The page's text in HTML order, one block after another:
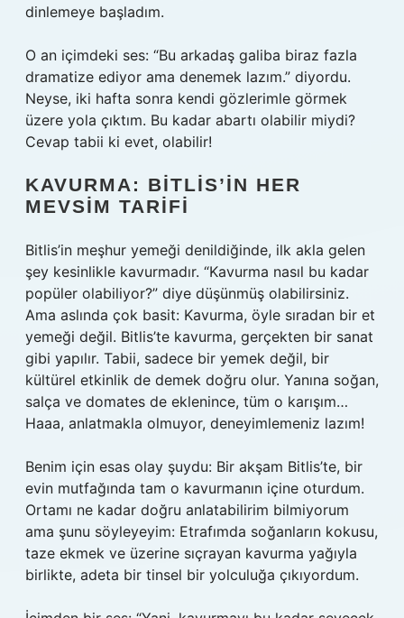
dinlemeye başladım.
O an içimdeki ses: “Bu arkadaş galiba biraz fazla
dramatize ediyor ama denemek lazım.” diyordu.
Neyse, iki hafta sonra kendi gözlerimle görmek
üzere yola çıktım. Bu kadar abartı olabilir miydi?
Cevap tabii ki evet, olabilir!
KAVURMA: BITLIS’IN HER
MEVSIM TARIFI
Bitlis’in meşhur yemeği denildiğinde, ilk akla gelen
şey kesinlikle kavurmadır. “Kavurma nasıl bu kadar
popüler olabiliyor?” diye düşünmüş olabilirsiniz.
Ama aslında çok basit: Kavurma, öyle sıradan bir et
yemeği değil. Bitlis’te kavurma, gerçekten bir sanat
gibi yapılır. Tabii, sadece bir yemek değil, bir
kültürel etkinlik de demek doğru olur. Yanına soğan,
salça ve domates de eklenince, tüm o karışım…
Haaa, anlatmakla olmuyor, deneyimlemeniz lazım!
Benim için esas olay şuydu: Bir akşam Bitlis’te, bir
evin mutfağında tam o kavurmanın içine oturdum.
Ortamı ne kadar doğru anlatabilirim bilmiyorum
ama şunu söyleyeyim: Etrafımda soğanların kokusu,
taze ekmek ve üzerine sıçrayan kavurma yağıyla
birlikte, adeta bir tinsel bir yolculuğa çıkıyordum.